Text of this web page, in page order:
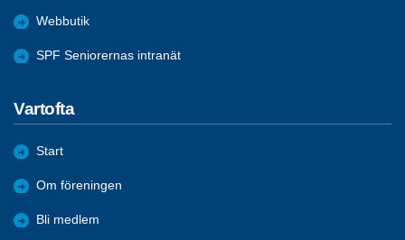
Webbutik
SPF Seniorernas intranät
Vartofta
Start
Om föreningen
Bli medlem